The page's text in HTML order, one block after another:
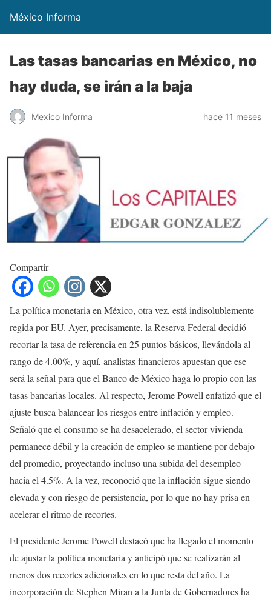
México Informa
Las tasas bancarias en México, no
hay duda, se irán a la baja
Mexico Informa hace 11 meses
Compartir
La política monetaria en México, otra vez, está indisolublemente
regida por EU. Ayer, precisamente, la Reserva Federal decidió
recortar la tasa de referencia en 25 puntos básicos, llevándola al
rango de 4.00%, y aquí, analistas financieros apuestan que ese
será la señal para que el Banco de México haga lo propio con las
tasas bancarias locales. Al respecto, Jerome Powell enfatizó que el
ajuste busca balancear los riesgos entre inflación y empleo.
Señaló que el consumo se ha desacelerado, el sector vivienda
permanece débil y la creación de empleo se mantiene por debajo
del promedio, proyectando incluso una subida del desempleo
hacia el 4.5%. A la vez, reconoció que la inflación sigue siendo
elevada y con riesgo de persistencia, por lo que no hay prisa en
acelerar el ritmo de recortes.
El presidente Jerome Powell destacó que ha llegado el momento
de ajustar la política monetaria y anticipó que se realizarán al
menos dos recortes adicionales en lo que resta del año. La
incorporación de Stephen Miran a la Junta de Gobernadores ha